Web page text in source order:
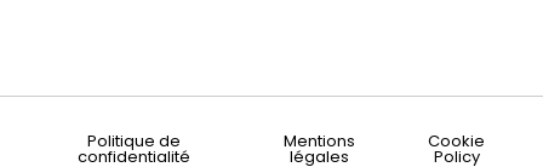
Politique de
confidentialité
Mentions
légales
Cookie
Policy